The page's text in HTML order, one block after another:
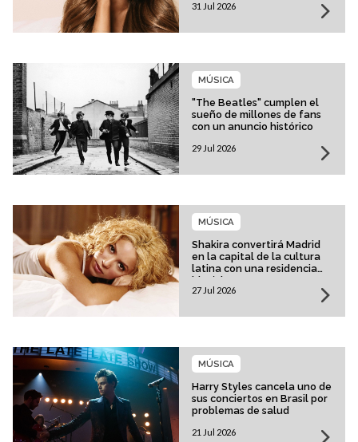
31 Jul 2026
"The Beatles" cumplen el
sueño de millones de fans
con un anuncio histórico
MÚSICA
29 Jul 2026
Shakira convertirá Madrid
en la capital de la cultura
latina con una residencia
histórica
MÚSICA
27 Jul 2026
Harry Styles cancela uno de
sus conciertos en Brasil por
problemas de salud
MÚSICA
21 Jul 2026